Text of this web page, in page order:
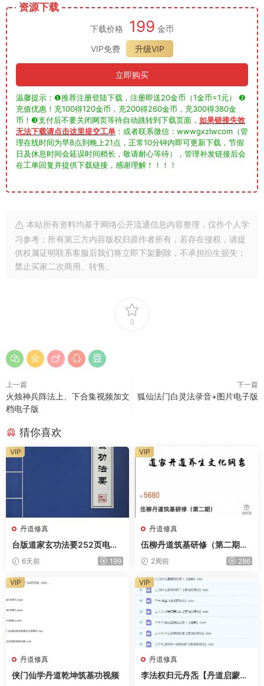
资源下载
下载价格 199 金币
VIP免费
升级VIP
立即购买
温馨提示：❶推荐注册登陆下载，注册即送20金币（1金币=1元） ❷
充值优惠！充100得120金币，充200得260金币，充300得380金
币！❸支付后不要关闭网页等待自动跳转到下载页面， 如果链接失效
无法下载请点击这里提交工单 ：或者联系微信：wwwgxzlwcom（管
理在线时间为早8点到晚上21点，正常10分钟内即可更新下载，节假
日及休息时间会延误时间稍长，敬请耐心等待），管理补发链接后会
在工单回复并提供下载链接，感谢理解！！！！
本站所有资料均基于网络公开流通信息内容整理，仅作个人学
习参考；所有第三方内容版权归原作者所有，若存在侵权，请提
供权属证明联系客服后我们将立即下架删除，不承担衍生损失；
禁止买家二次商用、转售。
0
上一篇
火烛神兵阵法上、下合集视频加文
档电子版
下一篇
狐仙法门白灵法录音+图片电子版
猜你喜欢
丹道修真
台版道家玄功法要252页电子
版 6天前 199
VIP
丹道修真
伍柳丹道筑基研修（第二期）
全74讲视频
2周前 286
VIP
丹道修真
侠门仙学丹道乾坤筑基功视频
VIP
丹道修真
李法权归元丹炁【丹道启蒙
VIP